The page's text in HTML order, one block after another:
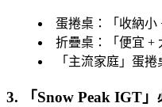
蛋捲桌：「 收納小
折疊桌：「 便宜 +
「 主流家庭 」蛋捲
3. 「 Snow Peak IGT